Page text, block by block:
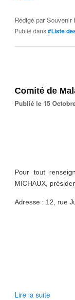
Rédigé parSouvenir
Publié dans#Liste
Comité de
Publié le 15
Pour tout
MICHAUX,
Adresse : 12, rue
Lire la suite